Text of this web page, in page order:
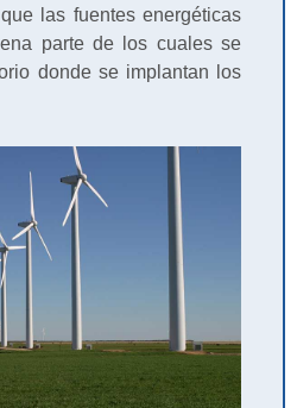
las fuentes energéticas
parte de los cuales se
donde se implantan los